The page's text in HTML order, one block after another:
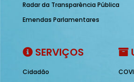
Radar da Transparência Pública
Emendas Parlamentares
SERVIÇOS
Cidadão